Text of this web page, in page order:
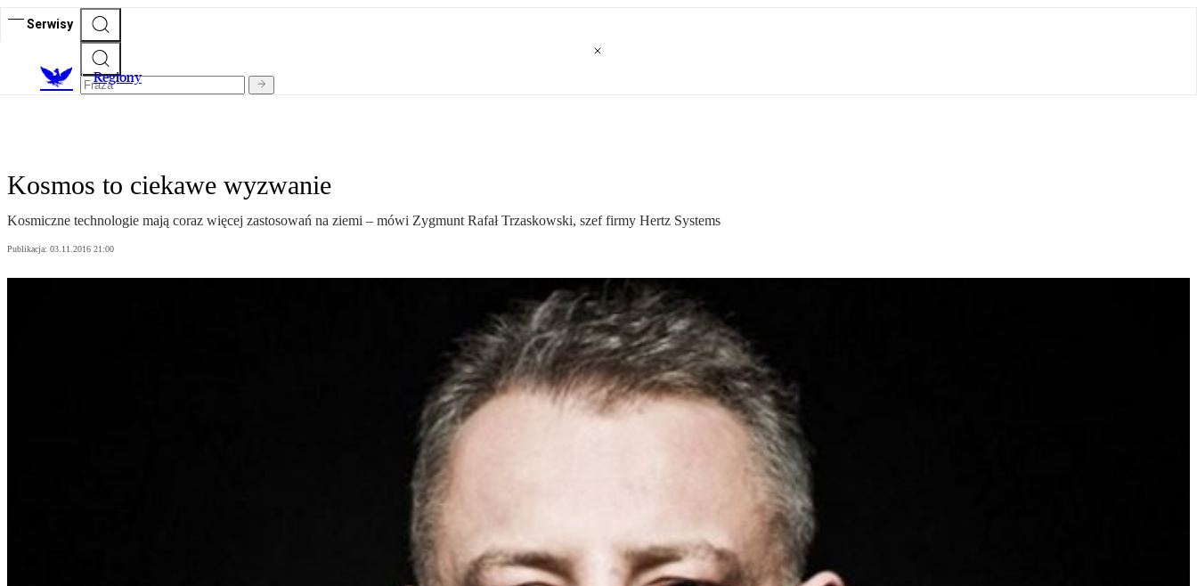
Serwisy
Regiony
Kosmos to ciekawe wyzwanie
Kosmiczne technologie mają coraz więcej zastosowań na ziemi – mówi Zygmunt Rafał Trzaskowski, szef firmy Hertz Systems
Publikacja: 03.11.2016 21:00